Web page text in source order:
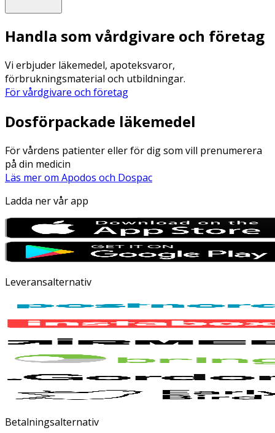
Handla som vårdgivare och företag
Vi erbjuder läkemedel, apoteksvaror,
förbrukningsmaterial och utbildningar.
För vårdgivare och företag
Dosförpackade läkemedel
För vårdens patienter eller för dig som vill prenumerera
på din medicin
Läs mer om Apodos och Dospac
Ladda ner vår app
Leveransalternativ
Betalningsalternativ